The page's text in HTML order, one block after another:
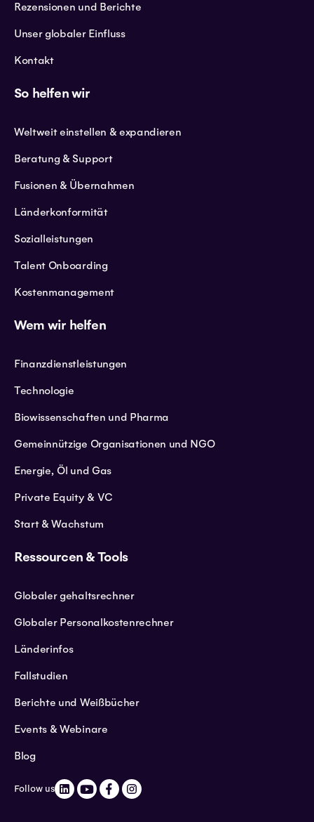
Rezensionen und Berichte
Unser globaler Einfluss
Kontakt
So helfen wir
Weltweit einstellen & expandieren
Beratung & Support
Fusionen & Übernahmen
Länderkonformität
Sozialleistungen
Talent Onboarding
Kostenmanagement
Wem wir helfen
Finanzdienstleistungen
Technologie
Biowissenschaften und Pharma
Gemeinnützige Organisationen und NGO
Energie, Öl und Gas
Private Equity & VC
Start & Wachstum
Ressourcen & Tools
Globaler gehaltsrechner
Globaler Personalkostenrechner
Länderinfos
Fallstudien
Berichte und Weißbücher
Events & Webinare
Blog
Follow us